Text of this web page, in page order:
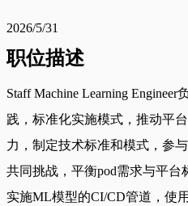
2026/5/31
职位描述
Staff Machine Learning
践，标准化实施模式，推动平
力，制定技术标准和模式，参
共同挑战，平衡pod需求与平
实施ML模型的CI/CD管道，使